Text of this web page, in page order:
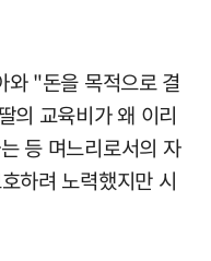
와 "돈을 목적으로 결
의 교육비가 왜 이리
등 며느리로서의 자
하려 노력했지만 시